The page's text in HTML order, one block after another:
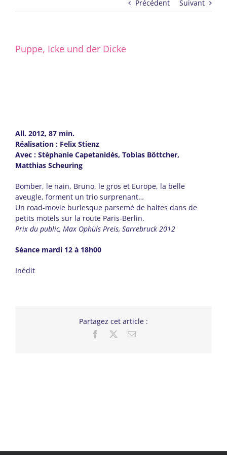
Précédent Suivant
Puppe, Icke und der Dicke
All. 2012, 87 min.
Réalisation : Felix Stienz
Avec : Stéphanie Capetanidés, Tobias Böttcher,
Matthias Scheuring
Bomber, le nain, Bruno, le gros et Europe, la belle
aveugle, forment un trio surprenant…
Un road-movie burlesque parsemé de haltes dans de
petits motels sur la route Paris-Berlin.
Prix du public, Max Ophüls Preis, Sarrebruck 2012
Séance mardi 12 à 18h00
Inédit
Partagez cet article :
Facebook Email